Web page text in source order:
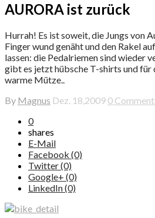
AURORA ist zurück
Hurrah! Es ist soweit, die Jungs von
Finger wund genäht und den Rakel
lassen: die Pedalriemen sind wieder
gibt es jetzt hübsche T-shirts und für
warme Mütze..
By Magnus Dez. 18,2009 0
0
shares
E-Mail
Facebook (0)
Twitter (0)
Google+ (0)
LinkedIn (0)